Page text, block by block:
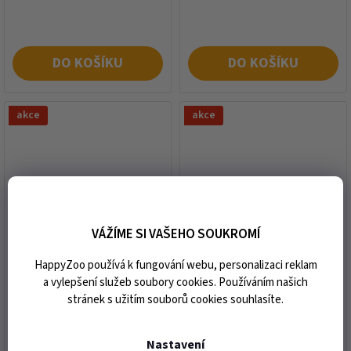
VÁŽÍME SI VAŠEHO SOUKROMÍ
HappyZoo používá k fungování webu, personalizaci reklam
a vylepšení služeb soubory cookies. Používáním našich
stránek s užitím souborů cookies souhlasíte.
Nastavení
DO KOŠÍKU DO KOŠÍKU
akce
Dog Premium kuřecí 500g
akce
Dog Premium pstruh 500g